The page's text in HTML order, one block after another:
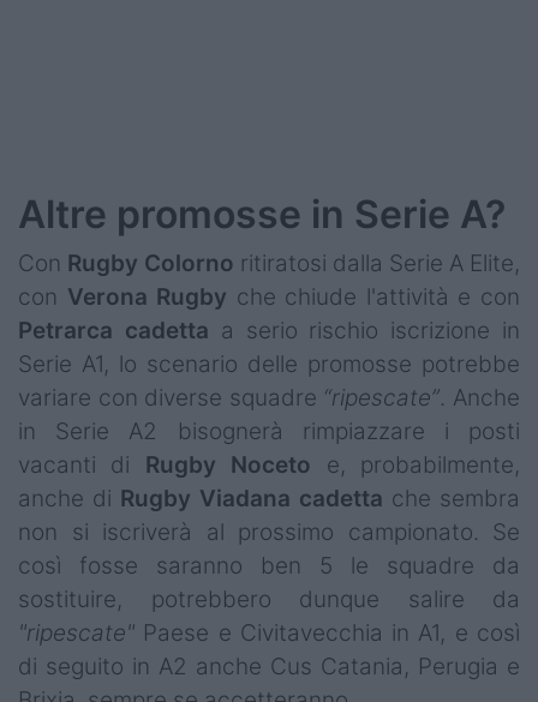
Altre promosse in Serie A?
Con Rugby Colorno ritiratosi dalla Serie A Elite,
con Verona Rugby che chiude l'attività e con
Petrarca cadetta a serio rischio iscrizione in
Serie A1, lo scenario delle promosse potrebbe
variare con diverse squadre “ripescate”. Anche
in Serie A2 bisognerà rimpiazzare i posti
vacanti di Rugby Noceto e, probabilmente,
anche di Rugby Viadana cadetta che sembra
non si iscriverà al prossimo campionato. Se
così fosse saranno ben 5 le squadre da
sostituire, potrebbero dunque salire da
"ripescate" Paese e Civitavecchia in A1, e così
di seguito in A2 anche Cus Catania, Perugia e